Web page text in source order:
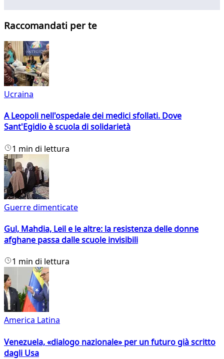
Raccomandati per te
Ucraina
A Leopoli nell'ospedale dei medici sfollati. Dove
Sant'Egidio è scuola di solidarietà
1 min di lettura
Guerre dimenticate
Gul, Mahdia, Leil e le altre: la resistenza delle donne
afghane passa dalle scuole invisibili
1 min di lettura
America Latina
Venezuela, «dialogo nazionale» per un futuro già scritto
dagli Usa